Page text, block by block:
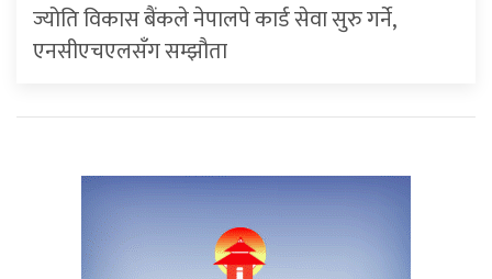
ज्योति विकास बैंकले नेपालपे कार्ड सेवा सुरु गर्ने,
एनसीएचएलसँग सम्झौता